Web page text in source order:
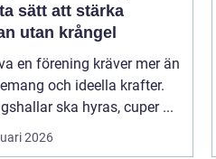
sätt att stärka
utan krångel
en förening kräver mer än
och ideella krafter.
ska hyras, cuper ...
2026